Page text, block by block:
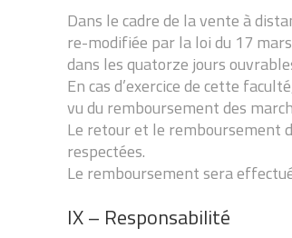
Dans le cadre de la vente à
re-modifiée par la loi du 17
dans les quatorze jours
En cas d’exercice de cette
vu du remboursement des
Le retour et le remboursement
respectées.
Le remboursement sera
IX – Responsabilité